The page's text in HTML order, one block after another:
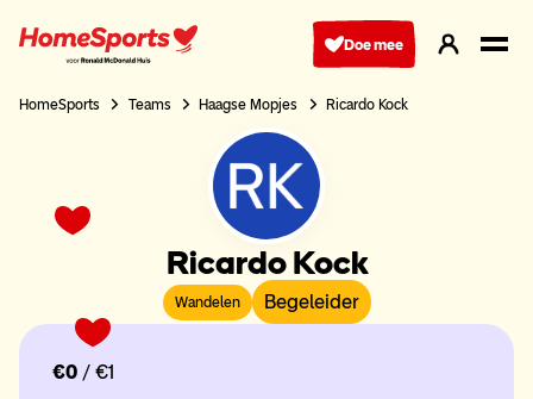
naar
hoofdnavigatie
Doe mee
HomeSports Teams Haagse Mopjes Ricardo Kock
Ricardo Kock
Wandelen Begeleider
€0 / €1